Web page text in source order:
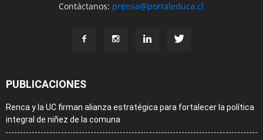
Contáctanos: prensa@portaleduca.cl
PUBLICACIONES
Renca y la UC firman alianza estratégica para fortalecer la política
integral de niñez de la comuna